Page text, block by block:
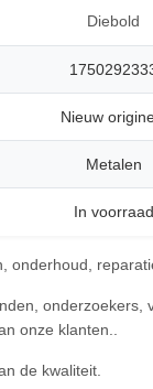
Diebold
Nieuw
Metalen
In voorraad
onderhoud,
onderzoekers,
onze klanten..
de kwaliteit.